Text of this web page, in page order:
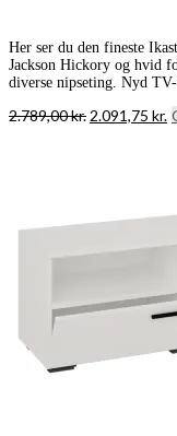
Her ser du den fineste
Jackson Hickory og hvid
diverse nipseting. Nyd
2.789,00kr. Den
2.091,75 kr.